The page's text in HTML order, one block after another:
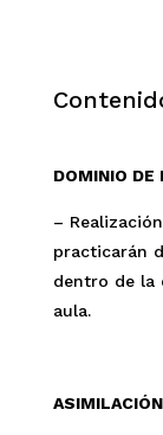
DOMINIO DE
–
practicarán
dentro de la
aula.